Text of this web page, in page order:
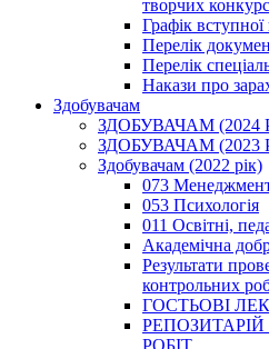
творчих
Графік вступної
Перелік
Перелік
Накази про
Здобувачам
ЗДОБУВАЧАМ (2024
ЗДОБУВАЧАМ (2023
Здобувачам (2022 рік)
073
053 Психологія
011 Освітні,
Академічна
Результати
контрольних
ГОСТЬОВІ
РОБІТ